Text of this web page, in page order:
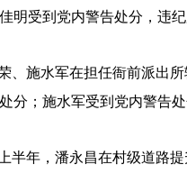
明受到党内警告处分，违纪
、施水军在担任衙前派出
分；施水军受到党内警告
半年，潘永昌在村级道路